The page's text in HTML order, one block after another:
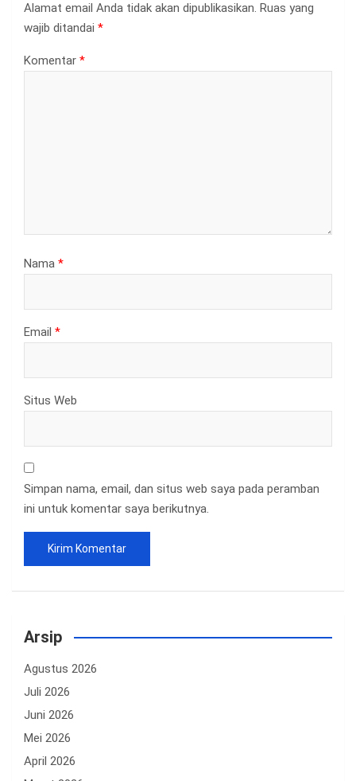
Alamat email Anda tidak akan dipublikasikan. Ruas yang
wajib ditandai *
Komentar *
Nama *
Email *
Situs Web
Simpan nama, email, dan situs web saya pada peramban
ini untuk komentar saya berikutnya.
Arsip
Agustus 2026
Juli 2026
Juni 2026
Mei 2026
April 2026